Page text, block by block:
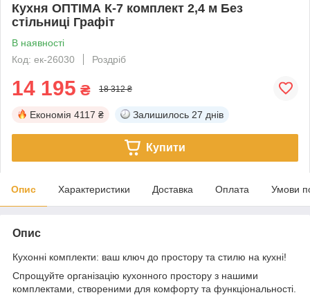
Кухня ОПТІМА К-7 комплект 2,4 м Без
стільниці Графіт
В наявності
Код: ек-26030
Роздріб
14 195 ₴ 18 312 ₴
Економія 4117 ₴ Залишилось 27 днів
Купити
Опис Характеристики Доставка Оплата Умови
Опис
Кухонні комплекти: ваш ключ до простору та стилю на кухні!
Спрощуйте організацію кухонного простору з нашими
комплектами, створеними для комфорту та функціональності.